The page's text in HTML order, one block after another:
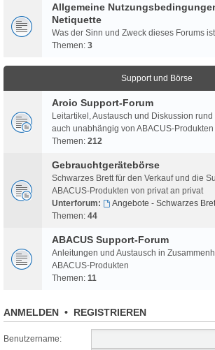
Allgemeine
Netiquette
Was der Sinn und Zweck dieses Forums
Themen: 3
Support und Börse
Aroio Support-Forum
Leitartikel, Austausch und Diskussion rund
auch unabhängig von ABACUS-Produkten
Themen: 212
Gebrauchtgerätebörse
Schwarzes Brett für den Verkauf und die
ABACUS-Produkten von privat an privat
Unterforum:
Angebote - Schwarzes
Themen: 44
ABACUS Support-Forum
Anleitungen und Austausch in
ABACUS-Produkten
Themen: 11
ANMELDEN • REGISTRIEREN
Benutzername: